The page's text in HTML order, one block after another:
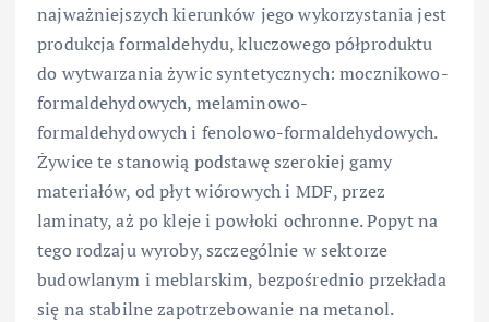
najważniejszych kierunków jego wykorzystania jest
produkcja formaldehydu, kluczowego półproduktu
do wytwarzania żywic syntetycznych: mocznikowo-
formaldehydowych, melaminowo-
formaldehydowych i fenolowo-formaldehydowych.
Żywice te stanowią podstawę szerokiej gamy
materiałów, od płyt wiórowych i MDF, przez
laminaty, aż po kleje i powłoki ochronne. Popyt na
tego rodzaju wyroby, szczególnie w sektorze
budowlanym i meblarskim, bezpośrednio przekłada
się na stabilne zapotrzebowanie na metanol.